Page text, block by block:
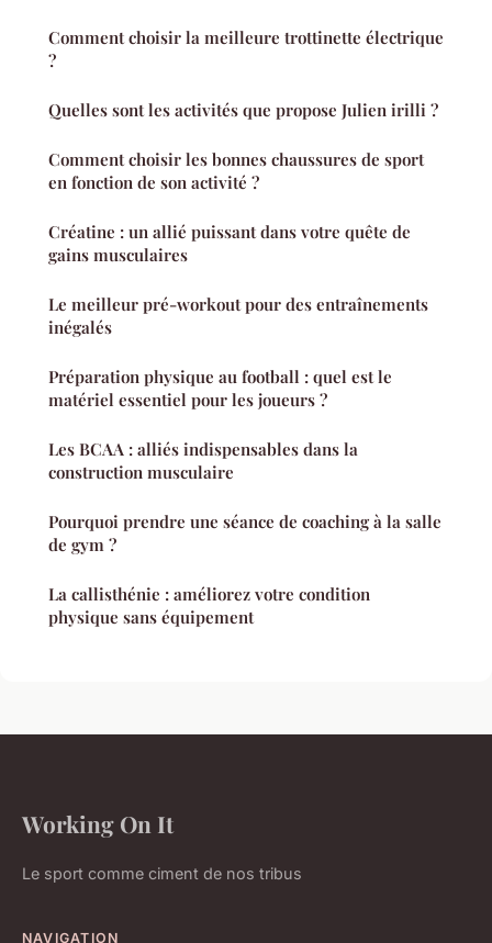
Comment choisir la meilleure trottinette électrique
?
Quelles sont les activités que propose Julien irilli ?
Comment choisir les bonnes chaussures de sport
en fonction de son activité ?
Créatine : un allié puissant dans votre quête de
gains musculaires
Le meilleur pré-workout pour des entraînements
inégalés
Préparation physique au football : quel est le
matériel essentiel pour les joueurs ?
Les BCAA : alliés indispensables dans la
construction musculaire
Pourquoi prendre une séance de coaching à la salle
de gym ?
La callisthénie : améliorez votre condition
physique sans équipement
Working On It
Le sport comme ciment de nos tribus
NAVIGATION